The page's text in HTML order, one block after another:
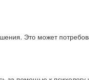
Это может